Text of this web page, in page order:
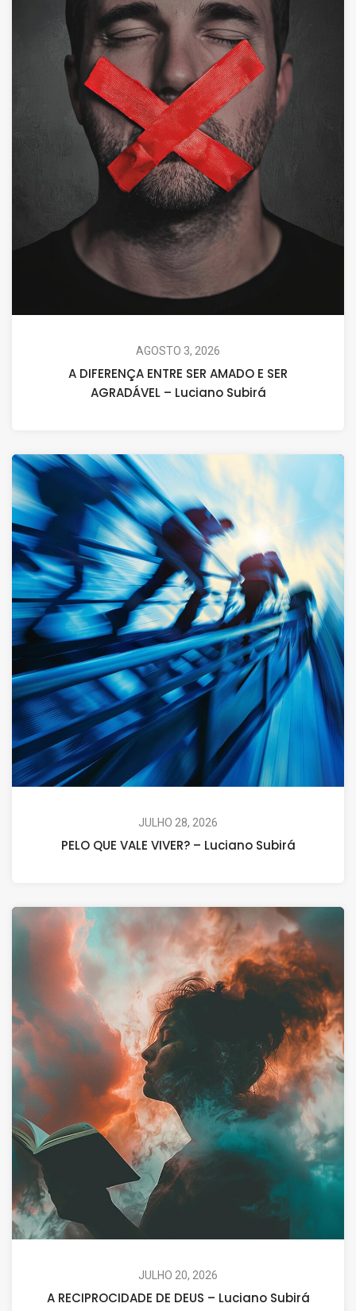
AGOSTO 3, 2026
A DIFERENÇA ENTRE SER AMADO E SER
AGRADÁVEL – Luciano Subirá
JULHO 28, 2026
PELO QUE VALE VIVER? – Luciano Subirá
JULHO 20, 2026
A RECIPROCIDADE DE DEUS – Luciano Subirá